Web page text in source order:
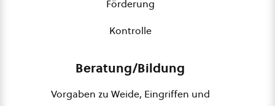
Förderung
Kontrolle
Beratung/Bildung
Vorgaben zu Weide, Eingriffen und